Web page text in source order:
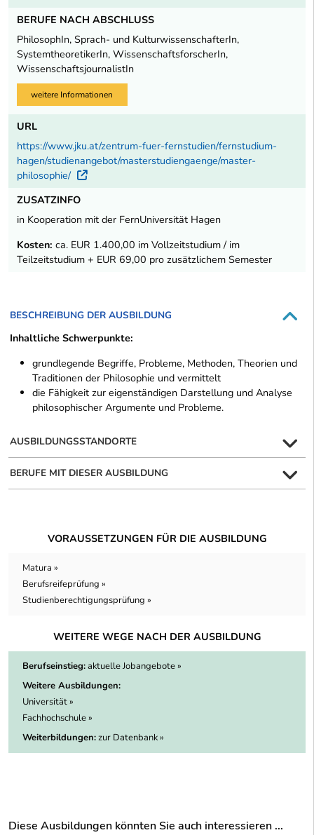
BERUFE NACH ABSCHLUSS
PhilosophIn, Sprach- und KulturwissenschafterIn,
SystemtheoretikerIn, WissenschaftsforscherIn,
WissenschaftsjournalistIn
weitere Informationen
URL
https://www.jku.at/zentrum-fuer-fernstudien/fernstudium-
hagen/studienangebot/masterstudiengaenge/master-
philosophie/
Externer Link
ZUSATZINFO
in Kooperation mit der FernUniversität Hagen
Kosten: ca. EUR 1.400,00 im Vollzeitstudium / im
Teilzeitstudium + EUR 69,00 pro zusätzlichem Semester
BESCHREIBUNG DER AUSBILDUNG
Inhaltliche Schwerpunkte:
grundlegende Begriffe, Probleme, Methoden, Theorien und
Traditionen der Philosophie und vermittelt
die Fähigkeit zur eigenständigen Darstellung und Analyse
philosophischer Argumente und Probleme.
AUSBILDUNGSSTANDORTE
BERUFE MIT DIESER AUSBILDUNG
VORAUSSETZUNGEN FÜR DIE AUSBILDUNG
Matura »
Berufsreifeprüfung »
Studienberechtigungsprüfung »
WEITERE WEGE NACH DER AUSBILDUNG
Berufseinstieg:aktuelle Jobangebote »
Weitere Ausbildungen:
Universität »
Fachhochschule »
Weiterbildungen:zur Datenbank »
Diese Ausbildungen könnten Sie auch interessieren ...